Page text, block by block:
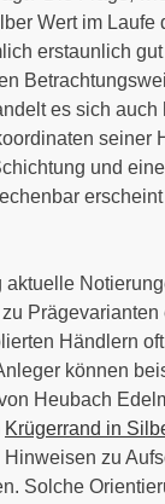
Wert im Laufe
erstaunlich
es sich auch
seiner
und
aktuelle
zu
Händlern
können
Heubach
Krügerrand in
zu
Solche